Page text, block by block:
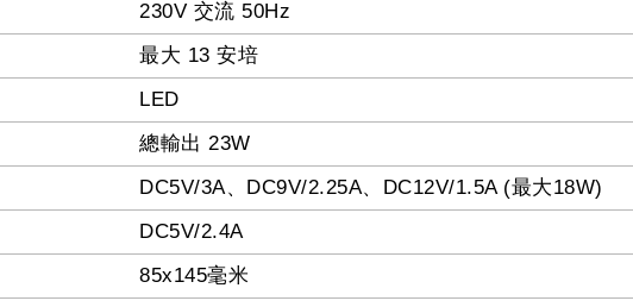
230V 交流 50Hz
最大 13 安培
LED
總輸出 23W
DC5V/3A、DC9V/2.25A、DC12V/1.5A (最大18W)
DC5V/2.4A
85x145毫米